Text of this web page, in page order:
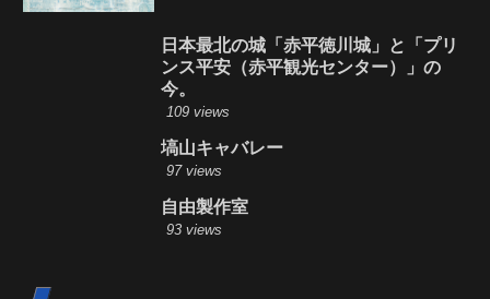
日本最北の城「赤平徳川城」と「プリ
ンス平安（赤平観光センター）」の
今。
109 views
塙山キャバレー
97 views
自由製作室
93 views